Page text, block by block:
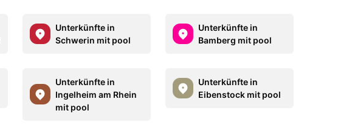
Unterkünfte in
Schwerin mit pool
Unterkünfte in
Bamberg mit pool
Unterkünfte in
Ingelheim am Rhein
mit pool
Unterkünfte in
Eibenstock mit pool